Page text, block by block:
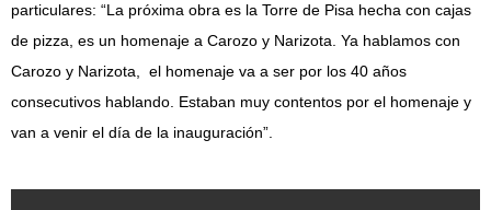
particulares: “La próxima obra es la Torre de Pisa hecha con cajas
de pizza, es un homenaje a Carozo y Narizota. Ya hablamos con
Carozo y Narizota, el homenaje va a ser por los 40 años
consecutivos hablando. Estaban muy contentos por el homenaje y
van a venir el día de la inauguración”.